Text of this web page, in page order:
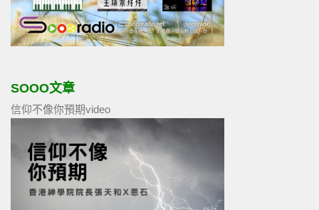
SOOO文章
信仰不像你預期video